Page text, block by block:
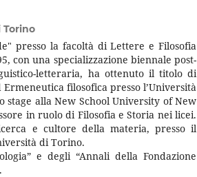
Torino
presso la facoltà di Lettere e Filosofia
con una specializzazione biennale post-
letteraria, ha ottenuto il titolo di
filosofica presso l’Università
alla New School University of New
in ruolo di Filosofia e Storia nei licei.
e cultore della materia, presso il
di Torino.
e degli “Annali della Fondazione